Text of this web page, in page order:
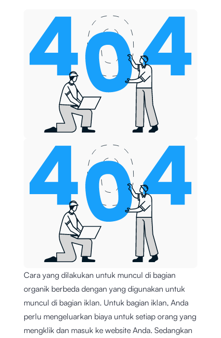
Cara yang dilakukan untuk muncul di bagian
organik berbeda dengan yang digunakan untuk
muncul di bagian iklan. Untuk bagian iklan, Anda
perlu mengeluarkan biaya untuk setiap orang yang
mengklik dan masuk ke website Anda. Sedangkan